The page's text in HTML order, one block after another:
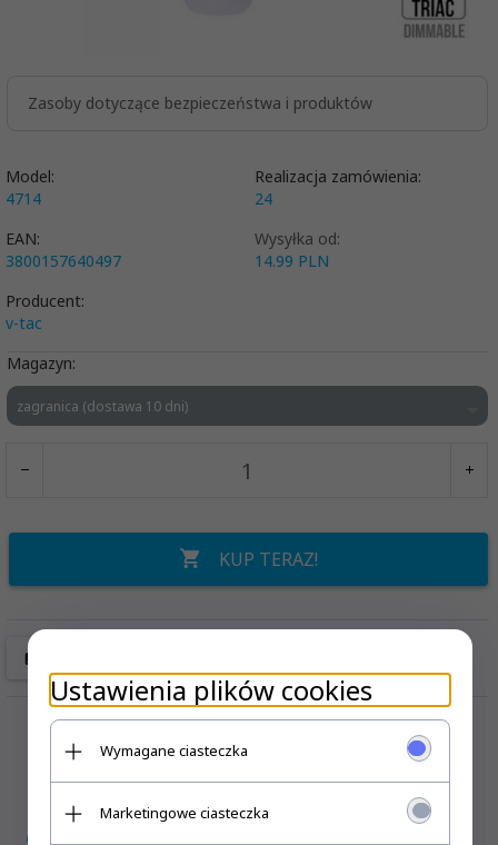
Zasoby dotyczące bezpieczeństwa i produktów
Model:
4714
Realizacja zamówienia:
24
EAN:
3800157640497
Wysyłka od:
14.99 PLN
Producent:
v-tac
Magazyn:
zagranica (dostawa 10 dni)
KUP TERAZ!
OPIS PRODUKTU
Ustawienia plików cookies
Wymagane ciasteczka
Marketingowe ciasteczka